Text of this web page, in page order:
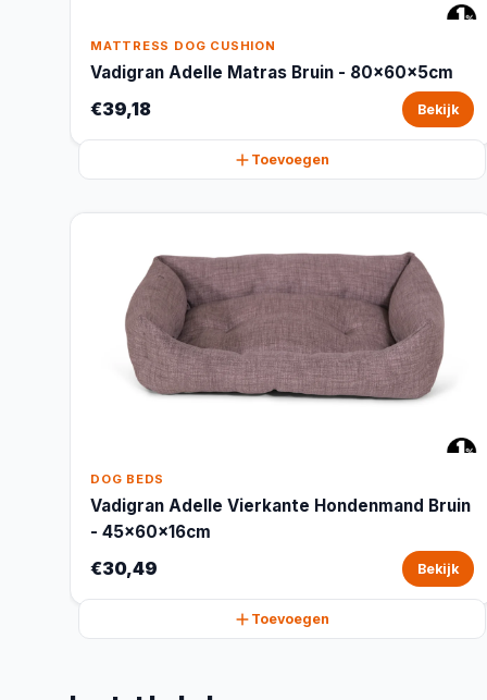
MATTRESS DOG CUSHION
Vadigran Adelle Matras Bruin - 80x60x5cm
€39,18 Bekijk
Toevoegen
DOG BEDS
Vadigran Adelle Vierkante Hondenmand Bruin
- 45x60x16cm
€30,49 Bekijk
Toevoegen